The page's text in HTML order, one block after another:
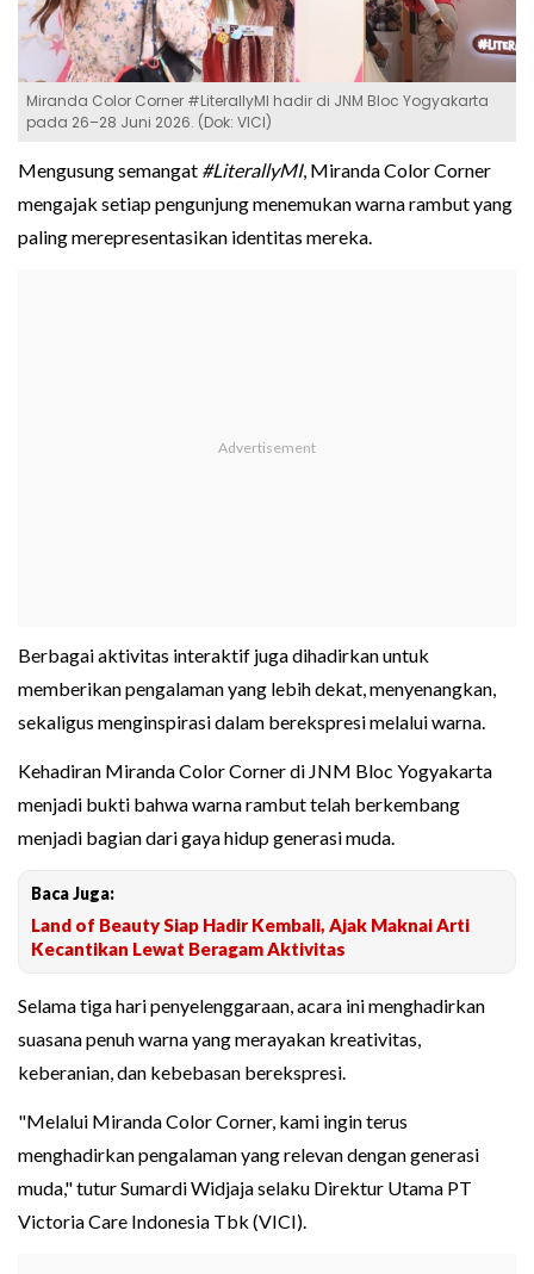
Miranda Color Corner #LiterallyMI hadir di JNM Bloc Yogyakarta
pada 26–28 Juni 2026. (Dok: VICI)
Mengusung semangat #LiterallyMI, Miranda Color Corner
mengajak setiap pengunjung menemukan warna rambut yang
paling merepresentasikan identitas mereka.
Berbagai aktivitas interaktif juga dihadirkan untuk
memberikan pengalaman yang lebih dekat, menyenangkan,
sekaligus menginspirasi dalam berekspresi melalui warna.
Kehadiran Miranda Color Corner di JNM Bloc Yogyakarta
menjadi bukti bahwa warna rambut telah berkembang
menjadi bagian dari gaya hidup generasi muda.
Baca Juga:
Land of Beauty Siap Hadir Kembali, Ajak Maknai Arti
Kecantikan Lewat Beragam Aktivitas
Selama tiga hari penyelenggaraan, acara ini menghadirkan
suasana penuh warna yang merayakan kreativitas,
keberanian, dan kebebasan berekspresi.
"Melalui Miranda Color Corner, kami ingin terus
menghadirkan pengalaman yang relevan dengan generasi
muda," tutur Sumardi Widjaja selaku Direktur Utama PT
Victoria Care Indonesia Tbk (VICI).